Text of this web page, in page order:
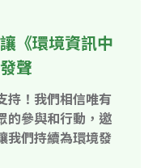
《環境資訊中
聲
持！我們相信唯有
的參與和行動，邀
我們持續為環境發